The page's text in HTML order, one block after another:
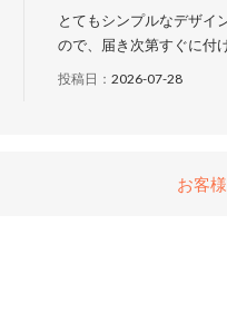
とてもシンプルなデザイ
ので、届き次第すぐに付
投稿日： 2026-07-28
お客